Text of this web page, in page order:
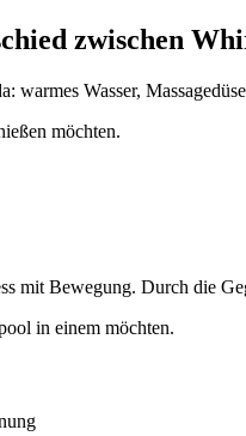
zwischen
warmes Wasser,
möchten.
mit Bewegung. Durch die
in einem möchten.